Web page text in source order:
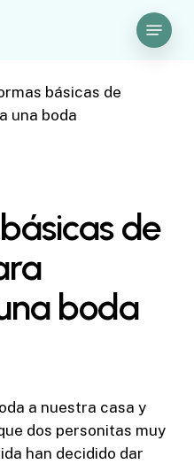
Menu
básicas de
una boda
de
boda
a nuestra casa y
dos personitas muy
han decidido dar